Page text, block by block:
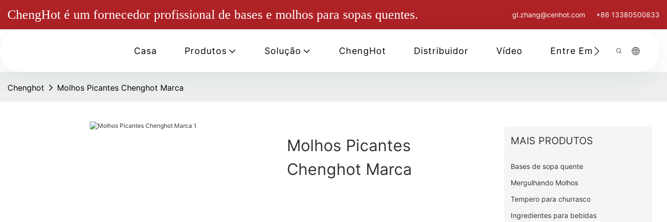
ChengHot é um fornecedor profissional de bases e molhos para sopas quentes. gl.zhang@cenhot.com +86 13380500833
Casa Produtos Solução ChengHot Distribuidor Vídeo Entre Em Contato
Chenghot Molhos Picantes Chenghot Marca
Molhos Picantes
Chenghot Marca
MAIS PRODUTOS
Bases de sopa quente
Mergulhando Molhos
Tempero para churrasco
Ingredientes para bebidas